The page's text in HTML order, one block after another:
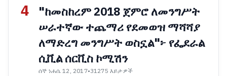
4
"ከመስከረም 2018 ጀምሮ ለመንግሥት
ሠራተኛው ተጨማሪ የደመወዝ ማሻሻያ
ለማድረግ መንግሥት ወስኗል"፦ የፌደራል
ሲቪል ሰርቪስ ኮሚሽን
ሰኞ ነሐሴ 12, 2017•31275 እይታዎች